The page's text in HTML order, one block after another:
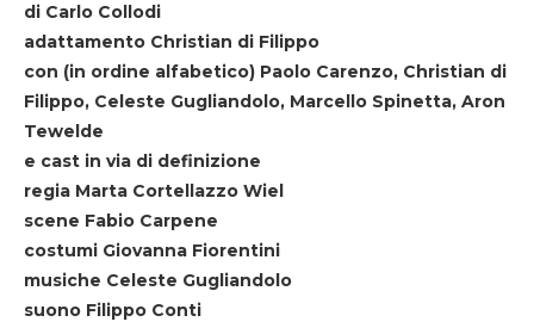
di Carlo Collodi
adattamento Christian di Filippo
con (in ordine alfabetico) Paolo Carenzo, Christian di
Filippo, Celeste Gugliandolo, Marcello Spinetta, Aron
Tewelde
e cast in via di definizione
regia Marta Cortellazzo Wiel
scene Fabio Carpene
costumi Giovanna Fiorentini
musiche Celeste Gugliandolo
suono Filippo Conti